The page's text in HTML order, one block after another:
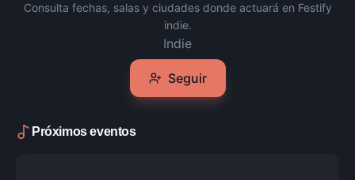
Consulta fechas, salas y ciudades donde actuará en Festify
indie.
Indie
Seguir
Próximos eventos